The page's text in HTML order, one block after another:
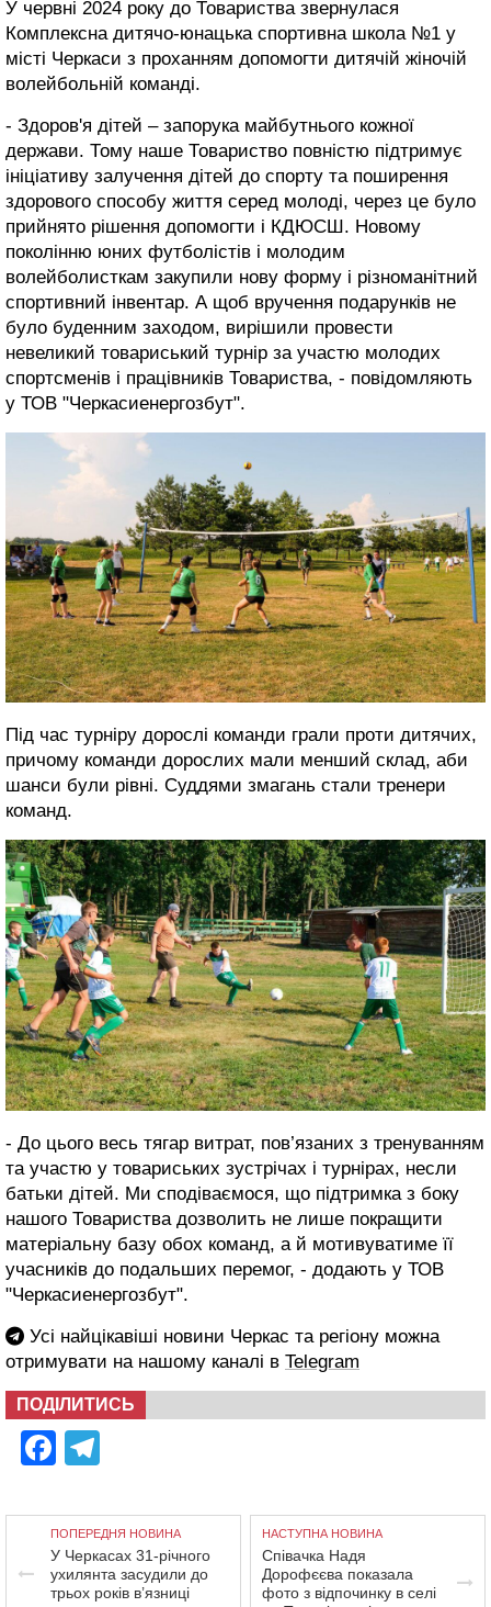
У червні 2024 року до Товариства звернулася
Комплексна дитячо-юнацька спортивна школа №1 у
місті Черкаси з проханням допомогти дитячій жіночій
волейбольній команді.
- Здоров'я дітей – запорука майбутнього кожної
держави. Тому наше Товариство повністю підтримує
ініціативу залучення дітей до спорту та поширення
здорового способу життя серед молоді, через це було
прийнято рішення допомогти і КДЮСШ. Новому
поколінню юних футболістів і молодим
волейболисткам закупили нову форму і різноманітний
спортивний інвентар. А щоб вручення подарунків не
було буденним заходом, вирішили провести
невеликий товариський турнір за участю молодих
спортсменів і працівників Товариства, - повідомляють
у ТОВ "Черкасиенергозбут".
Під час турніру дорослі команди грали проти дитячих,
причому команди дорослих мали менший склад, аби
шанси були рівні. Суддями змагань стали тренери
команд.
- До цього весь тягар витрат, пов’язаних з тренуванням
та участю у товариських зустрічах і турнірах, несли
батьки дітей. Ми сподіваємося, що підтримка з боку
нашого Товариства дозволить не лише покращити
матеріальну базу обох команд, а й мотивуватиме її
учасників до подальших перемог, - додають у ТОВ
"Черкасиенергозбут".
Усі найцікавіші новини Черкас та регіону можна
отримувати на нашому каналі в Telegram
ПОДІЛИТИСЬ
Facebook
ПОПЕРЕДНЯ НОВИНА
У Черкасах 31-річного
ухилянта засудили до
трьох років в’язниці
НАСТУПНА НОВИНА
Співачка Надя
Дорофєєва показала
фото з відпочинку в селі